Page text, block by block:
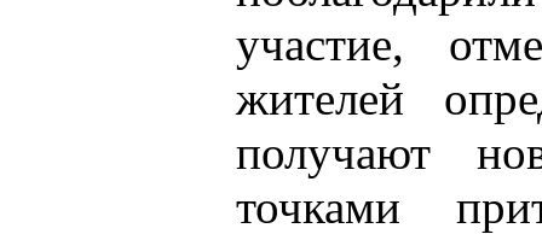
участие,
жителей
получают
точками